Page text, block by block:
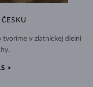
v zlatníckej dielni
>